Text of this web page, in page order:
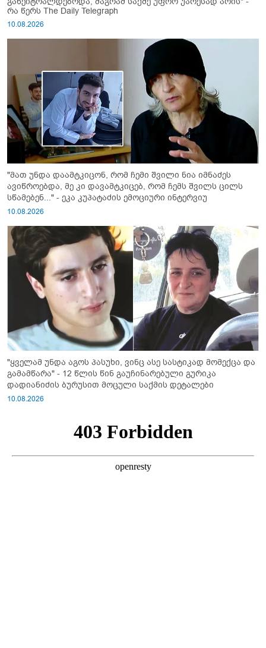
რა წერს The Daily Telegraph
10.08.2026
"მათ უნდა დაამტკიცონ, რომ ჩემი შვილი ნია იმნაძეს
ავიწროებდა, მე კი დავამტკიცებ, რომ ჩემს შვილს ცილს
სწამებენ..." - ეკა კუპატაძის ემოციური ინტერვიუ
10.08.2026
"ყველამ უნდა აგოს პასუხი, ვინც ასე სასტიკად მომექცა და
გამამწარა" - 12 წლის წინ გაუჩინარებული გურიკა
დადიანიძის ბურუსით მოცული საქმის დეტალები
10.08.2026